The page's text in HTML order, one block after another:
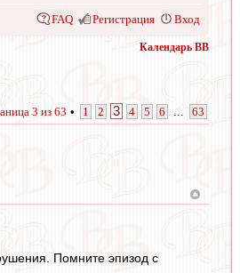
FAQ Регистрация Вход
Календарь ВВ
3 из 63 • 1 2 3 4 5 6 63
Помните эпизод с